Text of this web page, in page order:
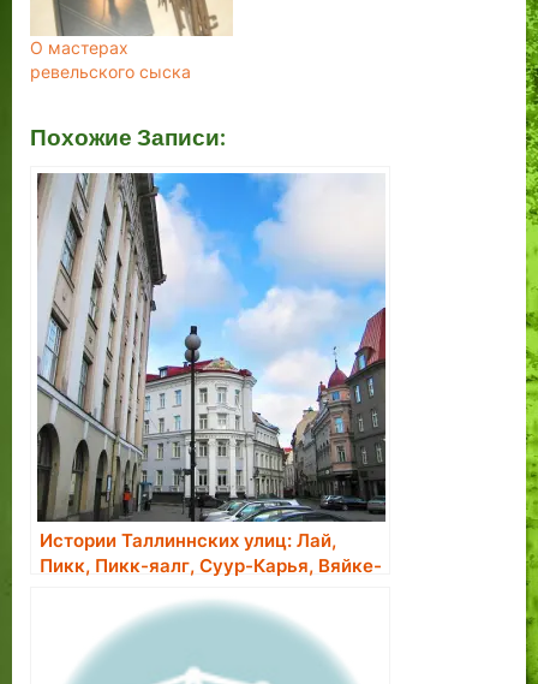
О мастерах
ревельского сыска
Похожие Записи:
Истории Таллиннских улиц: Лай,
Пикк, Пикк-яалг, Суур-Карья, Вяйке-